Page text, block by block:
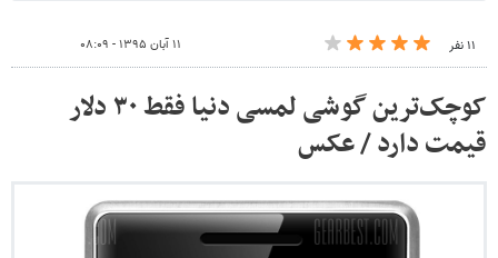
۱۱ نفر ۱۱ آبان ۱۳۹۵ - ۰۸:۰۹
کوچک‌ترین گوشی لمسی دنیا فقط ۳۰ دلار
قیمت دارد / عکس